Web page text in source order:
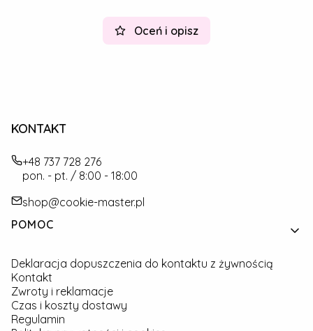
Oceń i opisz
KONTAKT
+48 737 728 276
pon. - pt. / 8:00 - 18:00
shop@cookie-master.pl
Linki w stopce
POMOC
Deklaracja dopuszczenia do kontaktu z żywnością
Kontakt
Zwroty i reklamacje
Czas i koszty dostawy
Regulamin